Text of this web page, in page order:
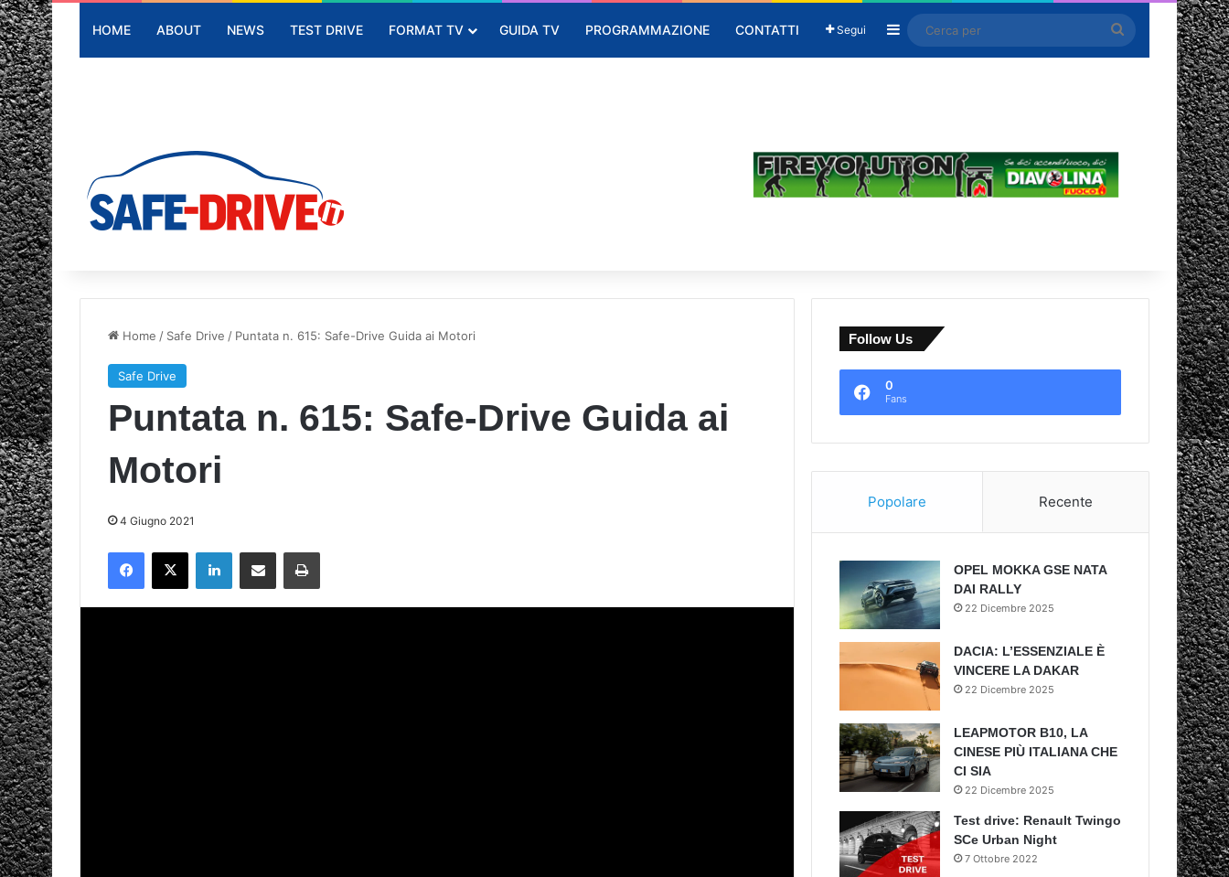
HOME ABOUT NEWS TEST DRIVE FORMAT TV GUIDA TV PROGRAMMAZIONE CONTATTI Segui Barra laterale
per
Home / Safe Drive / Puntata n. 615: Safe-Drive Guida ai Motori
Safe Drive
Puntata n. 615: Safe-Drive Guida ai
Motori
4 Giugno 2021
Follow Us
0
Fans
Popolare Recente
OPEL MOKKA GSE NATA
DAI RALLY
22 Dicembre 2025
DACIA: L’ESSENZIALE È
VINCERE LA DAKAR
22 Dicembre 2025
LEAPMOTOR B10, LA
CINESE PIÙ ITALIANA CHE
CI SIA
22 Dicembre 2025
Test drive: Renault Twingo
SCe Urban Night
7 Ottobre 2022